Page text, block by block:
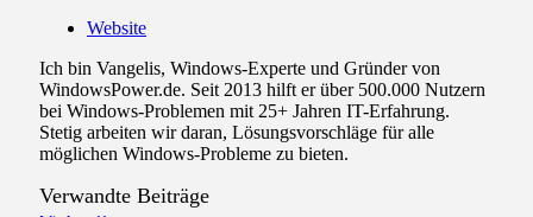
Website
Ich bin Vangelis, Windows-Experte und Gründer von
WindowsPower.de. Seit 2013 hilft er über 500.000 Nutzern
bei Windows-Problemen mit 25+ Jahren IT-Erfahrung.
Stetig arbeiten wir daran, Lösungsvorschläge für alle
möglichen Windows-Probleme zu bieten.
Verwandte Beiträge